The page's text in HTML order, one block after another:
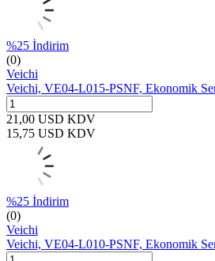
%25 İndirim
(0)
Veichi
Veichi, VE04-L015-PSNF, Ekonomik
21,00 USD KDV
15,75 USD KDV
%25 İndirim
(0)
Veichi
Veichi, VE04-L010-PSNF, Ekonomik